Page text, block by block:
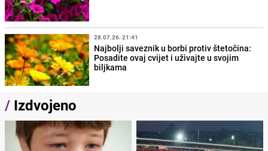
28.07.26. 21:41
Najbolji saveznik u borbi protiv štetočina:
Posadite ovaj cvijet i uživajte u svojim
biljkama
/ Izdvojeno